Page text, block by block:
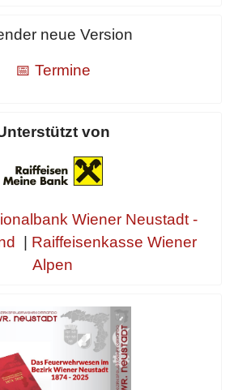
neue Version
📅 Termine
von
Wiener Neustadt -
Raiffeisenkasse Wiener
Alpen